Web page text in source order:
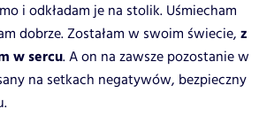
i odkładam je na stolik. Uśmiecham
dobrze. Zostałam w swoim świecie, z
w sercu. A on na zawsze pozostanie w
na setkach negatywów, bezpieczny